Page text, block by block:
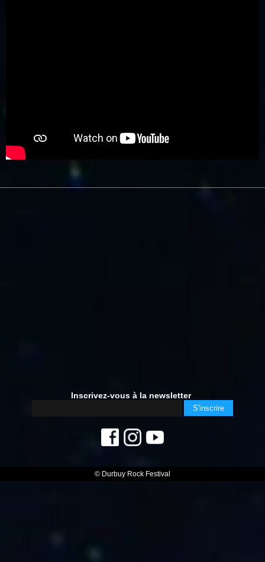
Inscrivez-vous à la newsletter
© Durbuy Rock Festival